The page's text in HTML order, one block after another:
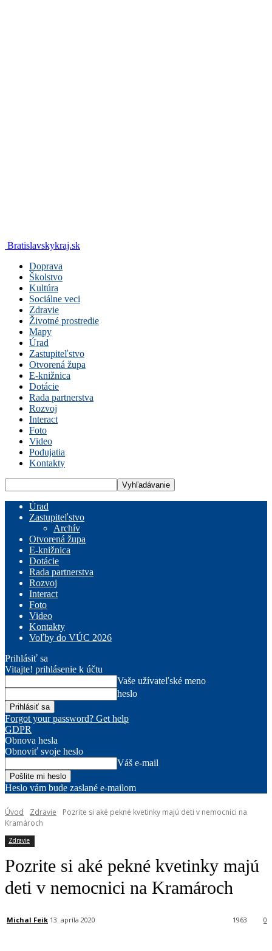
Bratislavskykraj.sk
Doprava
Školstvo
Kultúra
Sociálne veci
Zdravie
Životné prostredie
Mapy
Úrad
Zastupiteľstvo
Otvorená župa
E-knižnica
Dotácie
Rada partnerstva
Rozvoj
Interact
Foto
Video
Podujatia
Kontakty
Úrad
Zastupiteľstvo
Archív
Otvorená župa
E-knižnica
Dotácie
Rada partnerstva
Rozvoj
Interact
Foto
Video
Kontakty
Voľby do VÚC 2026
Prihlásiť sa
Vitajte! prihlásenie k účtu
Vaše užívateľské meno
heslo
Forgot your password? Get help
GDPR
Obnova hesla
Obnoviť svoje heslo
Váš e-mail
Heslo vám bude zaslané e-mailom
Úvod Zdravie
Pozrite si aké pekné kvetinky majú deti v nemocnici na
Kramároch
Zdravie
Pozrite si aké pekné kvetinky majú
deti v nemocnici na Kramároch
Michal Feik 13. apríla 2020 0
1963